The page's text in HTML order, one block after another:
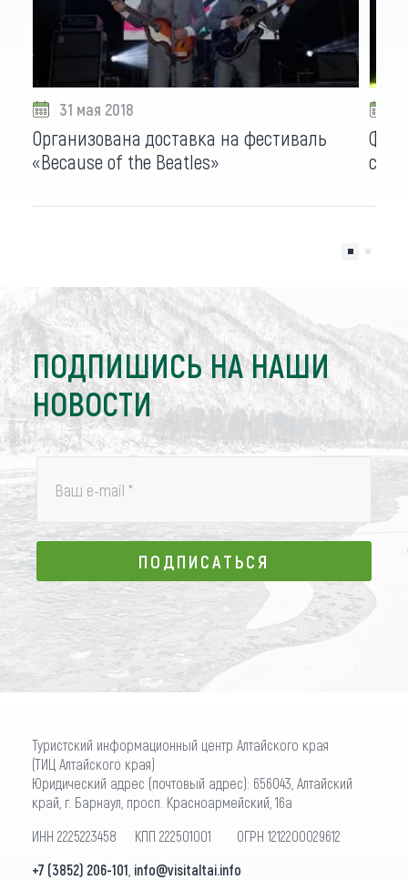
31 мая 2018
Организована доставка на фестиваль
«Because of the Beatles»
ПОДПИШИСЬ НА НАШИ
НОВОСТИ
Ваш e-mail *
ПОДПИСАТЬСЯ
ПОДПИСАТЬСЯ
Туристский информационный центр Алтайского края
(ТИЦ Алтайского края)
Юридический адрес (почтовый адрес): 656043, Алтайский
край, г. Барнаул, просп. Красноармейский, 16а
ИНН 2225223458 КПП 222501001 ОГРН 1212200029612
+7 (3852) 206-101 info@visitaltai.info